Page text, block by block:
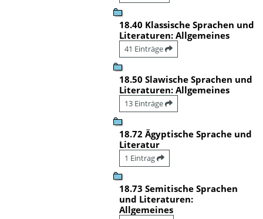
18.40 Klassische Sprachen und
Literaturen: Allgemeines
41 Einträge
18.50 Slawische Sprachen und
Literaturen: Allgemeines
13 Einträge
18.72 Ägyptische Sprache und
Literatur
1 Eintrag
18.73 Semitische Sprachen
und Literaturen:
Allgemeines